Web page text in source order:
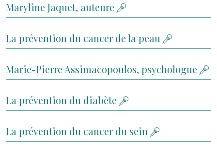
Maryline Jaquet, auteure
La prévention du cancer de la peau
Marie-Pierre Assimacopoulos, psychologue
La prévention du diabète
La prévention du cancer du sein